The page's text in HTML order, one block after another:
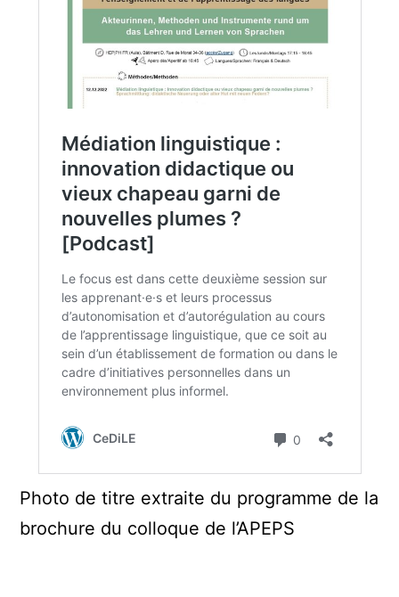
Photo de titre extraite du programme de la
brochure du colloque de l’APEPS